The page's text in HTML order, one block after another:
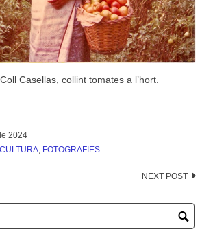
Casellas, collint tomates a l’hort.
2024
FOTOGRAFIES
NEXT POST